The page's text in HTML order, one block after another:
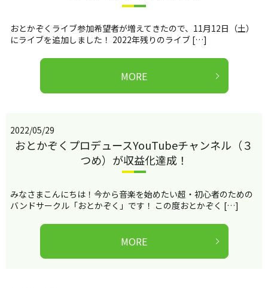
おとかぞくライブ参加希望者が増えてきたので、11月12日（土）
にライブを追加しました！ 2022年残りのライブ […]
MORE
2022/05/29
おとかぞくプロデュースYouTubeチャンネル（３
つめ）が収益化達成！
みなさまこんにちは！今から音楽を始めたい超・初心者のための
バンドサークル「おとかぞく」です！ この度おとかぞく […]
MORE